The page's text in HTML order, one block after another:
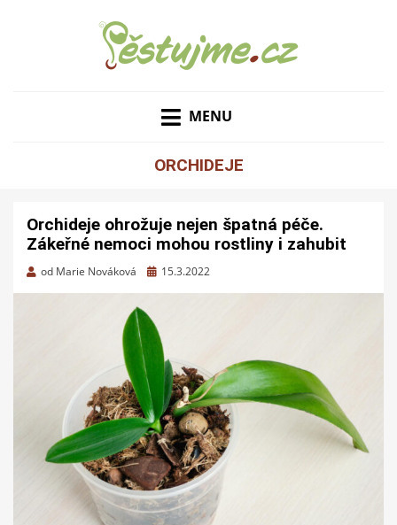
MENU
ORCHIDEJE
Orchideje ohrožuje nejen špatná péče.
Zákeřné nemoci mohou rostliny i zahubit
od Marie Nováková
Zveřejněno
15.3.2022